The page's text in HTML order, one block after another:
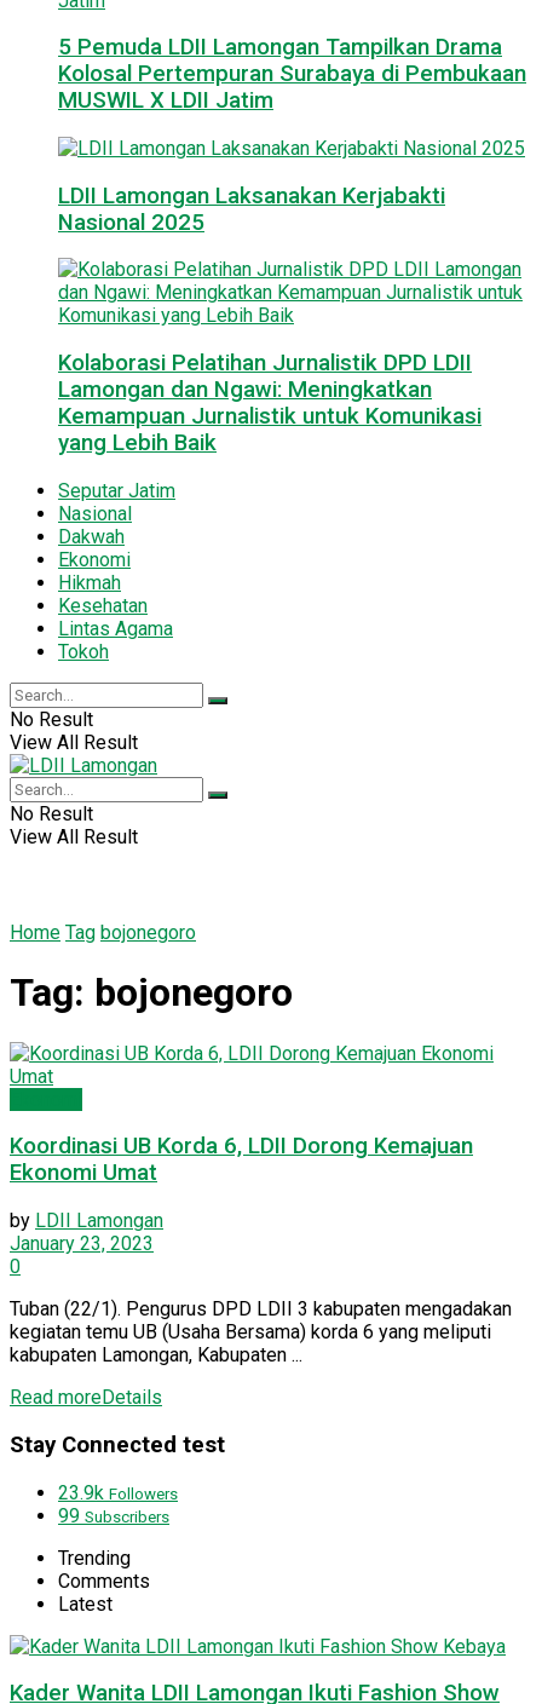
5 Pemuda LDII Lamongan Tampilkan Drama
Kolosal Pertempuran Surabaya di Pembukaan
MUSWIL X LDII Jatim
LDII Lamongan Laksanakan Kerjabakti
Nasional 2025
Kolaborasi Pelatihan Jurnalistik DPD LDII
Lamongan dan Ngawi: Meningkatkan
Kemampuan Jurnalistik untuk Komunikasi
yang Lebih Baik
Seputar Jatim
Nasional
Dakwah
Ekonomi
Hikmah
Kesehatan
Lintas Agama
Tokoh
No Result
View All Result
No Result
View All Result
Home Tag bojonegoro
Tag: bojonegoro
Koordinasi UB Korda 6, LDII Dorong Kemajuan
Ekonomi Umat
by LDII Lamongan
January 23, 2023
0
Tuban (22/1). Pengurus DPD LDII 3 kabupaten mengadakan
kegiatan temu UB (Usaha Bersama) korda 6 yang meliputi
kabupaten Lamongan, Kabupaten ...
Read moreDetails
Stay Connected test
23.9k Followers
99 Subscribers
Trending
Comments
Latest
Kader Wanita LDII Lamongan Ikuti Fashion Show